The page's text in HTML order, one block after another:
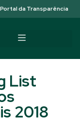
Portal da Transparência
List
2018